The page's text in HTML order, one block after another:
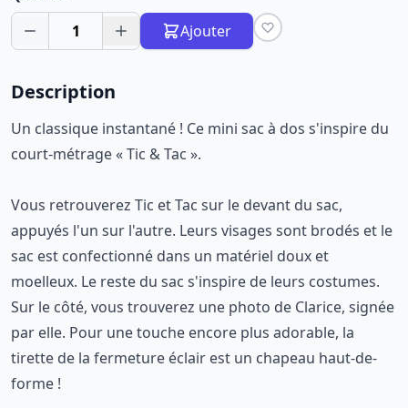
1 Ajouter
Description
Un classique instantané ! Ce mini sac à dos s'inspire du
court-métrage « Tic & Tac ».
Vous retrouverez Tic et Tac sur le devant du sac,
appuyés l'un sur l'autre. Leurs visages sont brodés et le
sac est confectionné dans un matériel doux et
moelleux. Le reste du sac s'inspire de leurs costumes.
Sur le côté, vous trouverez une photo de Clarice, signée
par elle. Pour une touche encore plus adorable, la
tirette de la fermeture éclair est un chapeau haut-de-
forme !